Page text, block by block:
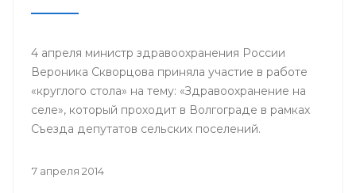
4 апреля министр здравоохранения России
Вероника Скворцова приняла участие в работе
«круглого стола» на тему: «Здравоохранение на
селе», который проходит в Волгограде в рамках
Съезда депутатов сельских поселений.
7 апреля 2014